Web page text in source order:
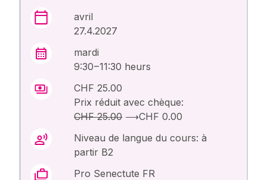
avril
27.4.2027
mardi
9:30 – 11:30 heurs
CHF 25.00
Prix réduit avec chèque:
CHF 25.00⟶CHF 0.00
Niveau de langue du cours: à
partir B2
Pro Senectute FR